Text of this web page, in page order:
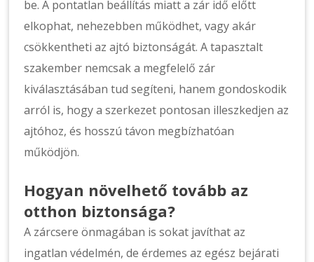
be. A pontatlan beállítás miatt a zár idő előtt
elkophat, nehezebben működhet, vagy akár
csökkentheti az ajtó biztonságát. A tapasztalt
szakember nemcsak a megfelelő zár
kiválasztásában tud segíteni, hanem gondoskodik
arról is, hogy a szerkezet pontosan illeszkedjen az
ajtóhoz, és hosszú távon megbízhatóan
működjön.
Hogyan növelhető tovább az
otthon biztonsága?
A zárcsere önmagában is sokat javíthat az
ingatlan védelmén, de érdemes az egész bejárati